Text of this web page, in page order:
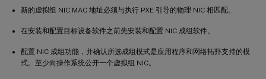
新的虚拟组 NIC MAC 地址必须与执行 PXE 引导的物理 NIC 相匹配。
在安装和配置目标设备软件之前先安装和配置 NIC 成组软件。
配置 NIC 成组功能，并确认所选成组模式是应用程序和网络拓扑支持的模
式。至少向操作系统公开一个虚拟组 NIC。